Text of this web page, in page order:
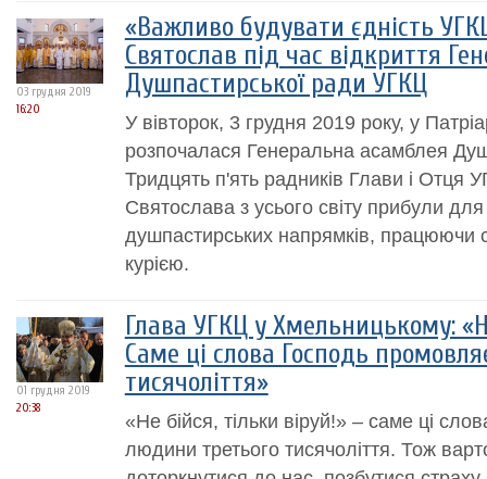
03 грудня 2019
16:20
«Важливо будувати єдність
Святослав під час відкриття
Душпастирської ради УГКЦ
У вівторок, 3 грудня 2019 року, у
розпочалася Генеральна асамблея
Тридцять п'ять радників Глави і Отця
Святослава з усього світу прибули
душпастирських напрямків, працюючи
курією.
01 грудня 2019
20:38
Глава УГКЦ у Хмельницькому:
Cаме ці слова Господь
тисячоліття»
«Не бійся, тільки віруй!» – саме ці
людини третього тисячоліття. Тож